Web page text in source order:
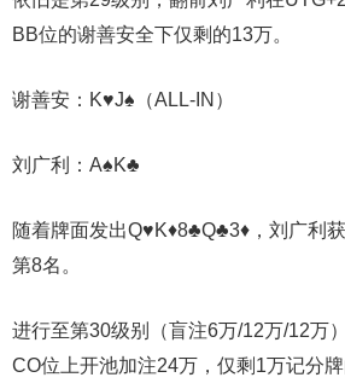
BB位的谢善安全下仅剩的13万。
谢善安：K♥️J♠️（ALL-IN）
刘广利：A♠️K♣️
随着牌面发出Q♥️K♦️8♣️Q♣️3♦️，刘广利
第8名。
进行至第30级别（盲注6万/12万/12万
CO位上开池加注24万，仅剩1万记分